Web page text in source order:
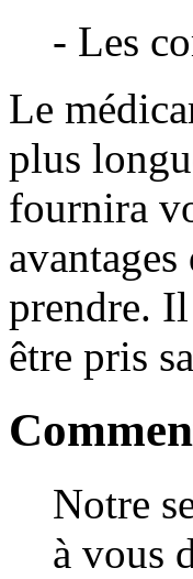
- Les
Le
plus
fournira
prendre.
être pris
Notre
à vous